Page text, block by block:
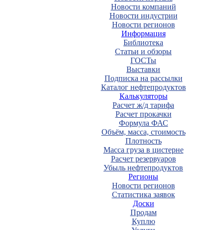
Новости компаний
Новости индустрии
Новости регионов
Информация
Библиотека
Статьи и обзоры
ГОСТы
Выставки
Подписка на рассылки
Каталог нефтепродуктов
Калькуляторы
Расчет ж/д тарифа
Расчет прокачки
Формула ФАС
Объём, масса, стоимость
Плотность
Масса груза в цистерне
Расчет резервуаров
Убыль нефтепродуктов
Регионы
Новости регионов
Статистика заявок
Доски
Продам
Куплю